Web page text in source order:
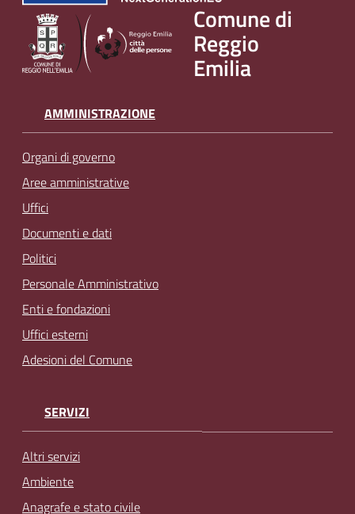
Comune di
Reggio
Emilia
AMMINISTRAZIONE
Organi di governo
Aree amministrative
Uffici
Documenti e dati
Politici
Personale Amministrativo
Enti e fondazioni
Uffici esterni
Adesioni del Comune
SERVIZI
Altri servizi
Ambiente
Anagrafe e stato civile